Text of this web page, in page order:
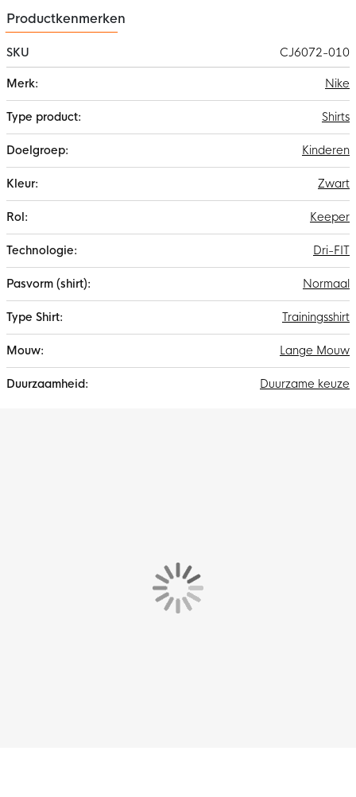
Productkenmerken
SKU
CJ6072-010
informatie
Nike
Shirts
Kinderen
Zwart
Keeper
Dri-FIT
Normaal
Trainingsshirt
Lange Mouw
Duurzame keuze